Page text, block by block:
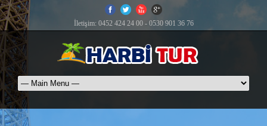
İletişim: 0452 424 24 00 - 0530 901 36 76